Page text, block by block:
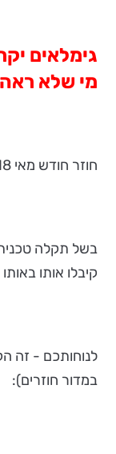
גימלאים
מי שלא
חוזר חודש מאי 2018 פורסם באתר ביום ג' 15.5.2018.
בשל תקלה
קיבלו אותו באותו
לנוחותכם - זה
במדור חוזרים):